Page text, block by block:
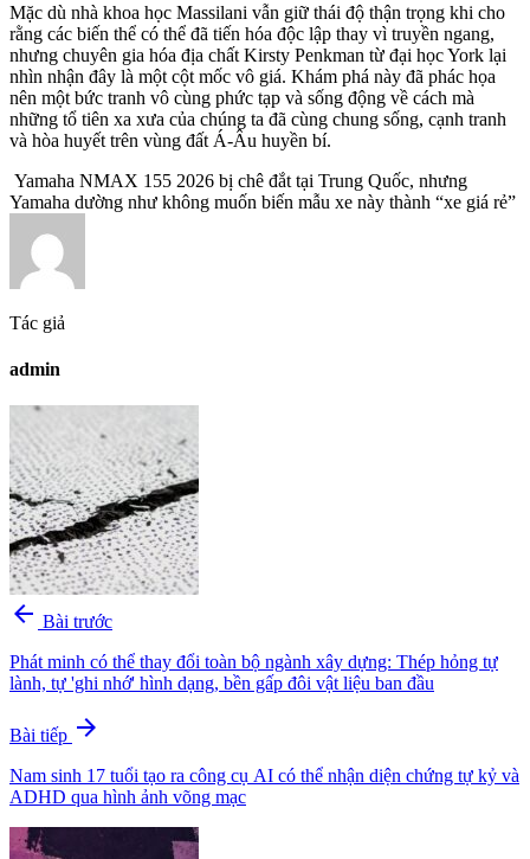
Mặc dù nhà khoa học Massilani vẫn giữ thái độ thận trọng khi cho
rằng các biến thể có thể đã tiến hóa độc lập thay vì truyền ngang,
nhưng chuyên gia hóa địa chất Kirsty Penkman từ đại học York lại
nhìn nhận đây là một cột mốc vô giá. Khám phá này đã phác họa
nên một bức tranh vô cùng phức tạp và sống động về cách mà
những tổ tiên xa xưa của chúng ta đã cùng chung sống, cạnh tranh
và hòa huyết trên vùng đất Á-Âu huyền bí.
Yamaha NMAX 155 2026 bị chê đắt tại Trung Quốc, nhưng
Yamaha dường như không muốn biến mẫu xe này thành “xe giá rẻ”
Tác giả
admin
arrow_back Bài trước
Phát minh có thể thay đổi toàn bộ ngành xây dựng: Thép hỏng tự
lành, tự 'ghi nhớ' hình dạng, bền gấp đôi vật liệu ban đầu
Bài tiếp arrow_forward
Nam sinh 17 tuổi tạo ra công cụ AI có thể nhận diện chứng tự kỷ và
ADHD qua hình ảnh võng mạc